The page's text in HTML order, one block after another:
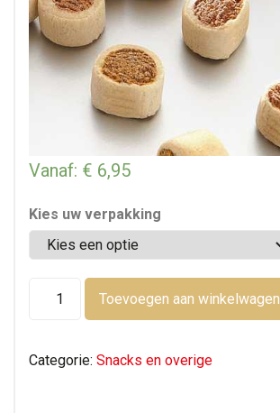
Vanaf: € 6,95
Kies uw verpakking
1,5
Toevoegen aan winkelwagen
Categorie: Snacks en overige